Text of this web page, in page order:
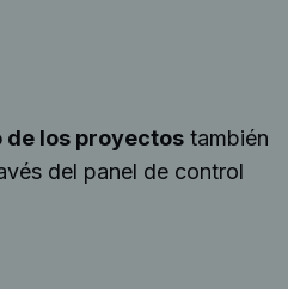
de los proyectos también
del panel de control